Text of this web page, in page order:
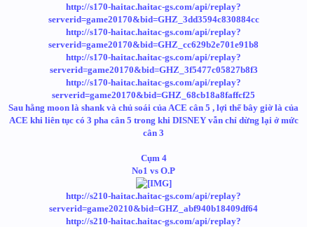
http://s170-haitac.haitac-gs.com/api/replay?
serverid=game20170&bid=GHZ_3dd3594c830884cc
http://s170-haitac.haitac-gs.com/api/replay?
serverid=game20170&bid=GHZ_cc629b2e701e91b8
http://s170-haitac.haitac-gs.com/api/replay?
serverid=game20170&bid=GHZ_3f5477c05827b8f3
http://s170-haitac.haitac-gs.com/api/replay?
serverid=game20170&bid=GHZ_68cb18a8faffcf25
Sau hằng moon là shank và chủ soái của ACE cân 5 , lợi thế bây giờ là của
ACE khi liên tục có 3 pha cân 5 trong khi DISNEY vẫn chỉ dừng lại ở mức
cân 3
Cụm 4
No1 vs O.P
http://s210-haitac.haitac-gs.com/api/replay?
serverid=game20210&bid=GHZ_abf940b18409df64
http://s210-haitac.haitac-gs.com/api/replay?